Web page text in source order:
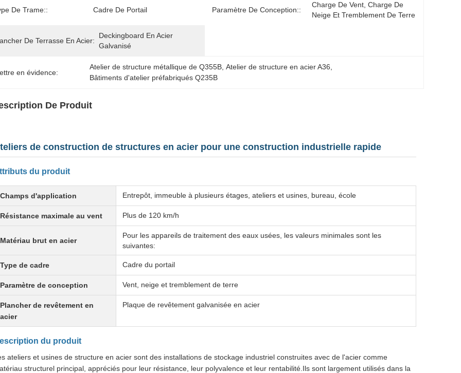
De Trame:: Cadre De Portail Paramètre De Conception::
Charge De Vent, Charge De
Neige Et Tremblement De Terre
De Terrasse En Acier:
Deckingboard En Acier
Galvanisé
en évidence:
Atelier de structure métallique de Q355B , Atelier de structure en acier A36
Bâtiments d'atelier préfabriqués Q235B
De Produit
de construction de structures en acier pour une construction industrielle rapide
du produit
Champs d'application Entrepôt, immeuble à plusieurs étages, ateliers et usines, bureau, école
Résistance maximale au vent Plus de 120 km/h
Matériau brut en acier
Pour les appareils de traitement des eaux usées, les valeurs minimales sont les
suivantes:
Type de cadre Cadre du portail
Paramètre de conception Vent, neige et tremblement de terre
Plancher de revêtement en
acier
Plaque de revêtement galvanisée en acier
du produit
ateliers et usines de structure en acier sont des installations de stockage industriel construites avec de l'acier comme
structurel principal, appréciés pour leur résistance, leur polyvalence et leur rentabilité.Ils sont largement utilisés dans la